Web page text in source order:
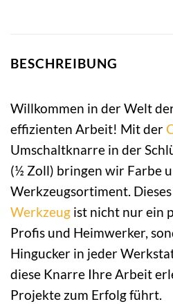
BESCHREIBUNG
Willkommen in der Welt
effizienten Arbeit! Mit der
Umschaltknarre in der
(½ Zoll) bringen wir Farbe
Werkzeugsortiment.
Werkzeug ist nicht nur ein
Profis und Heimwerker,
Hingucker in jeder
diese Knarre Ihre Arbeit
Projekte zum Erfolg führt.